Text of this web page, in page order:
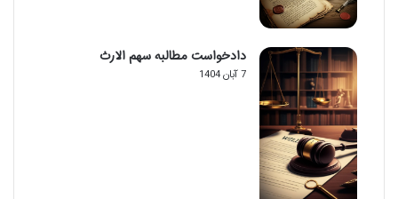
دادخواست مطالبه سهم الارث
7 آبان 1404